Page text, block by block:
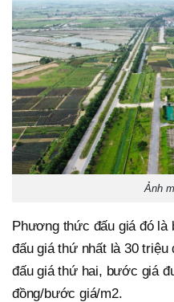
Ảnh
Phương thức đấu giá đó là
đấu giá thứ nhất là 30
đấu giá thứ hai, bước giá
đồng/bước giá/m2.